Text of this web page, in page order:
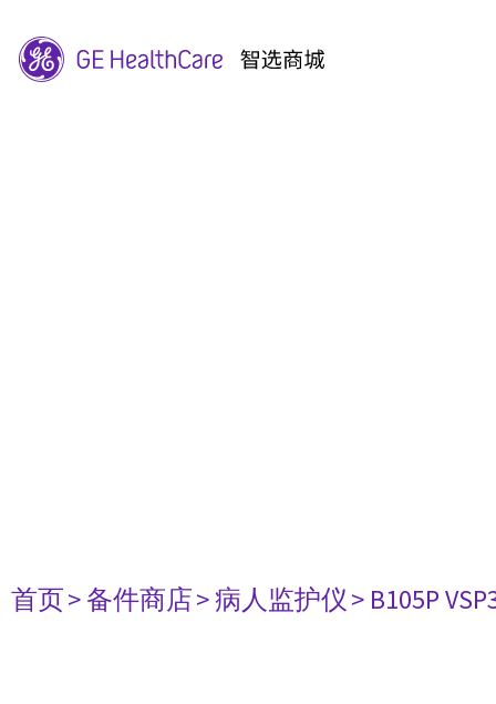
首页> 备件商店> 病人监护仪> B105P